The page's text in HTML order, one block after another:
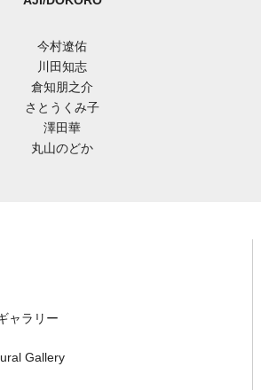
今村遼佑
川田知志
倉知朋之介
さとうくみ子
澤田華
丸山のどか
ャラリー
Gallery